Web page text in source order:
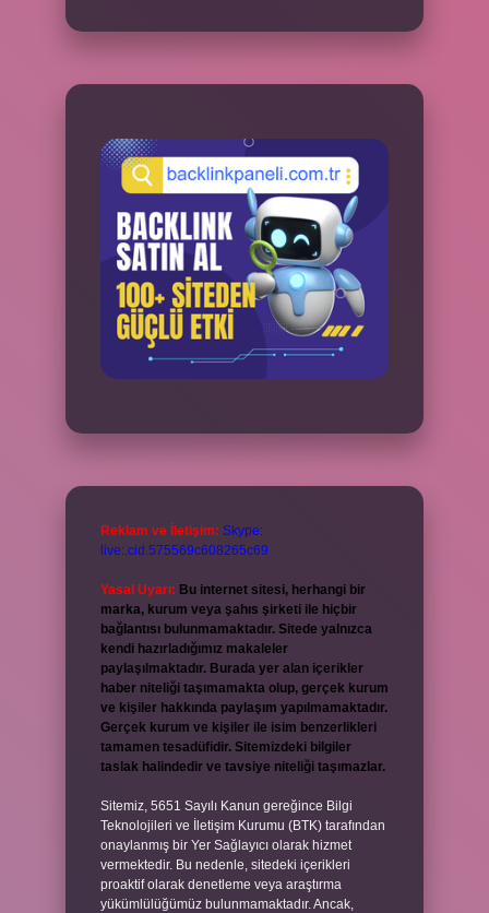
Reklam ve İletişim: Skype:
live:.cid.575569c608265c69
Yasal Uyarı: Bu internet sitesi, herhangi bir
marka, kurum veya şahıs şirketi ile hiçbir
bağlantısı bulunmamaktadır. Sitede yalnızca
kendi hazırladığımız makaleler
paylaşılmaktadır. Burada yer alan içerikler
haber niteliği taşımamakta olup, gerçek kurum
ve kişiler hakkında paylaşım yapılmamaktadır.
Gerçek kurum ve kişiler ile isim benzerlikleri
tamamen tesadüfidir. Sitemizdeki bilgiler
taslak halindedir ve tavsiye niteliği taşımazlar.
Sitemiz, 5651 Sayılı Kanun gereğince Bilgi
Teknolojileri ve İletişim Kurumu (BTK) tarafından
onaylanmış bir Yer Sağlayıcı olarak hizmet
vermektedir. Bu nedenle, sitedeki içerikleri
proaktif olarak denetleme veya araştırma
yükümlülüğümüz bulunmamaktadır. Ancak,